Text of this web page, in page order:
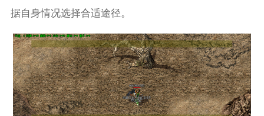
据自身情况选择合适途径。